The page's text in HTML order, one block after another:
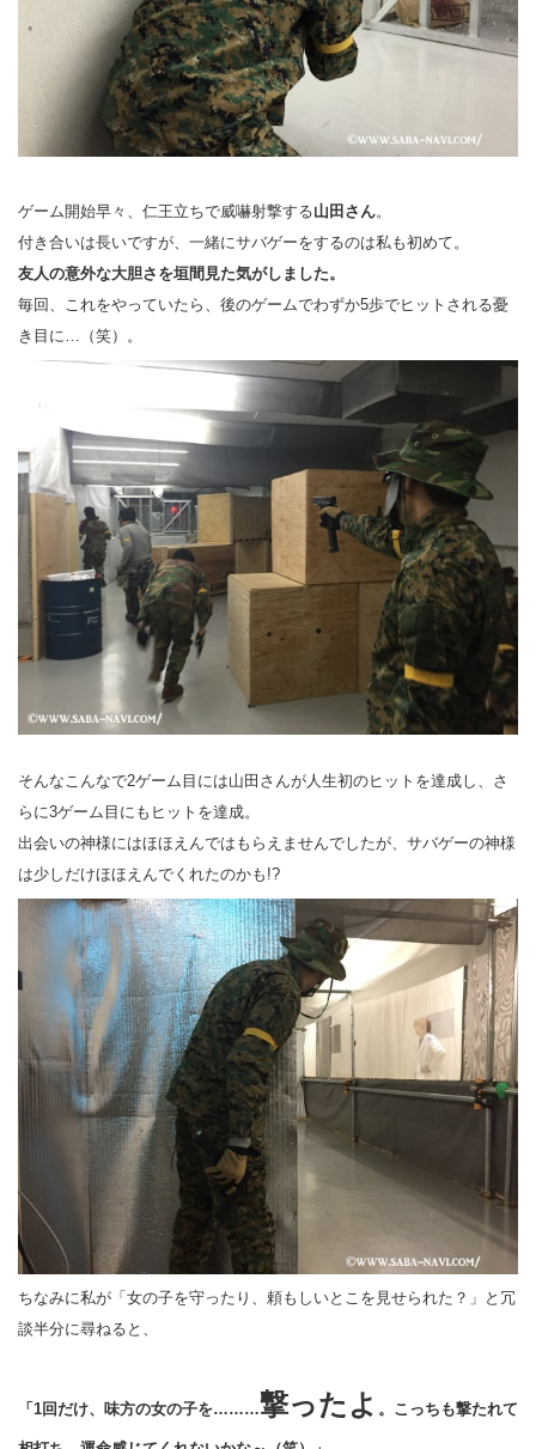
ゲーム開始早々、仁王立ちで威嚇射撃する山田さん。
付き合いは長いですが、一緒にサバゲーをするのは私も初めて。
友人の意外な大胆さを垣間見た気がしました。
毎回、これをやっていたら、後のゲームでわずか5歩でヒットされる憂
き目に…（笑）。
そんなこんなで2ゲーム目には山田さんが人生初のヒットを達成し、さ
らに3ゲーム目にもヒットを達成。
出会いの神様にはほほえんではもらえませんでしたが、サバゲーの神様
は少しだけほほえんでくれたのかも!?
ちなみに私が「女の子を守ったり、頼もしいとこを見せられた？」と冗
談半分に尋ねると、
「1回だけ、味方の女の子を………撃ったよ 。こっちも撃たれて